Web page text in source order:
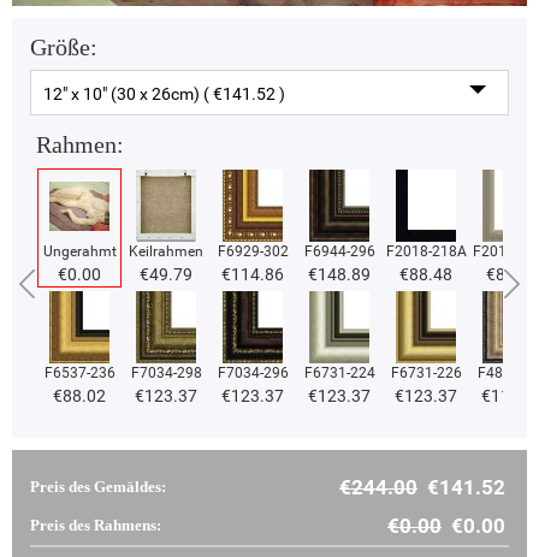
Größe:
12" x 10" (30 x 26cm) ( €141.52 )
Rahmen:
Ungerahmt
€0.00
Keilrahmen
€49.79
F6929-302
€114.86
F6944-296
€148.89
F2018-218A
€88.48
F2018-
€88.48
F6537-236
€88.02
F7034-298
€123.37
F7034-296
€123.37
F6731-224
€123.37
F6731-226
€123.37
F4827-
Preis des Gemäldes: €244.00 €141.52
Preis des Rahmens: €0.00 €0.00